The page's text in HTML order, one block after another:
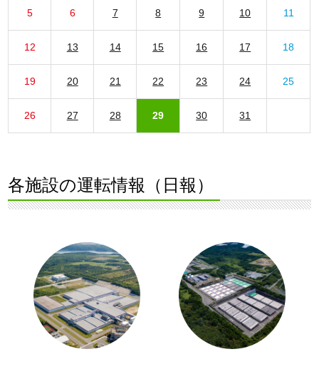
5 6 7 8 9 10 11
12 13 14 15 16 17 18
19 20 21 22 23 24 25
26 27 28 29 30 31
各施設の運転情報（日報）